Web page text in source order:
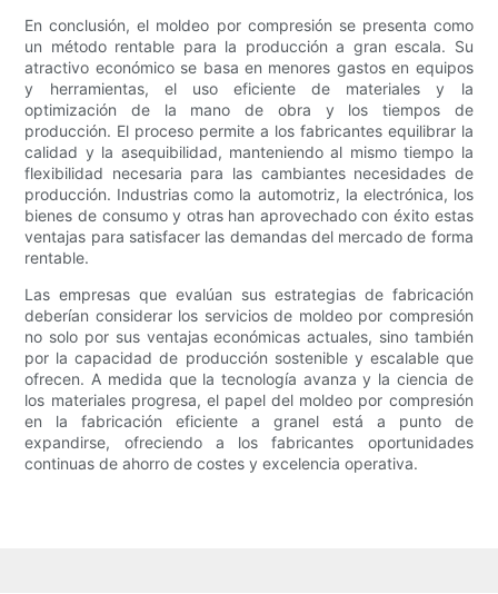
En conclusión, el moldeo por compresión se presenta como
un método rentable para la producción a gran escala. Su
atractivo económico se basa en menores gastos en equipos
y herramientas, el uso eficiente de materiales y la
optimización de la mano de obra y los tiempos de
producción. El proceso permite a los fabricantes equilibrar la
calidad y la asequibilidad, manteniendo al mismo tiempo la
flexibilidad necesaria para las cambiantes necesidades de
producción. Industrias como la automotriz, la electrónica, los
bienes de consumo y otras han aprovechado con éxito estas
ventajas para satisfacer las demandas del mercado de forma
rentable.
Las empresas que evalúan sus estrategias de fabricación
deberían considerar los servicios de moldeo por compresión
no solo por sus ventajas económicas actuales, sino también
por la capacidad de producción sostenible y escalable que
ofrecen. A medida que la tecnología avanza y la ciencia de
los materiales progresa, el papel del moldeo por compresión
en la fabricación eficiente a granel está a punto de
expandirse, ofreciendo a los fabricantes oportunidades
continuas de ahorro de costes y excelencia operativa.